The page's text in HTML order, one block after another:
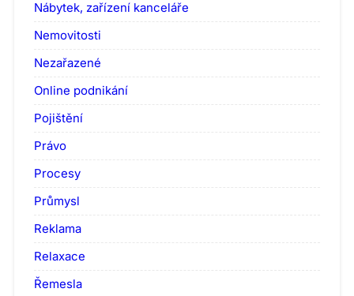
Nábytek, zařízení kanceláře
Nemovitosti
Nezařazené
Online podnikání
Pojištění
Právo
Procesy
Průmysl
Reklama
Relaxace
Řemesla